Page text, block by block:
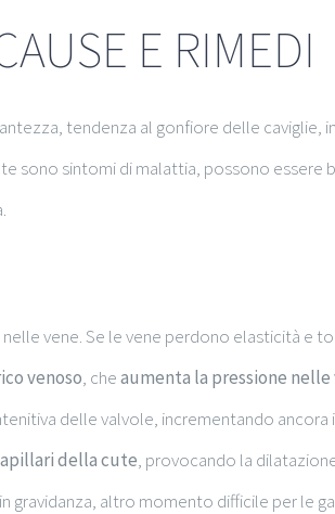
E RIMEDI
tendenza al gonfiore delle
sono sintomi di malattia, possono
vene. Se le vene perdono elasticità e
venoso, cheaumenta la pressione
delle valvole, incrementando
della cute, provocando la
gravidanza, altro momento difficile per le